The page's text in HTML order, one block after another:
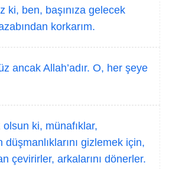
ki, ben, başınıza gelecek
korkarım.
ancak Allah’adır. O, her şeye
ki, münafıklar,
gizlemek için,
çevirirler, arkalarını dönerler.